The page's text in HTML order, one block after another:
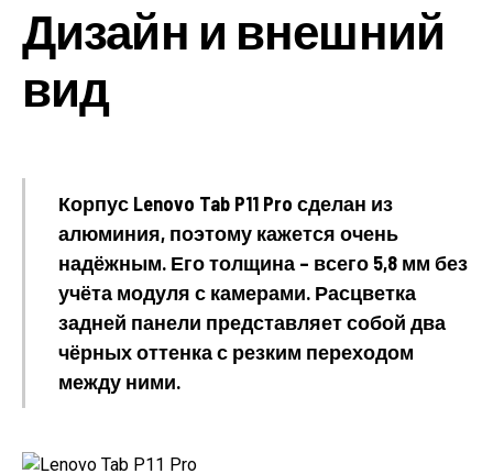
Дизайн и внешний
вид
Корпус Lenovo Tab P11 Pro сделан из
алюминия, поэтому кажется очень
надёжным. Его толщина – всего 5,8 мм без
учёта модуля с камерами. Расцветка
задней панели представляет собой два
чёрных оттенка с резким переходом
между ними.